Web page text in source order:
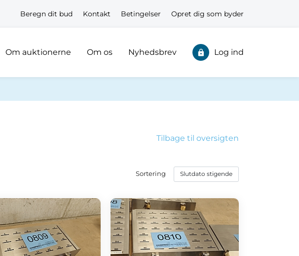
Beregn dit bud Kontakt Betingelser Opret dig som byder
Om auktionerne Om os Nyhedsbrev Log ind
Tilbage til oversigten
Sortering